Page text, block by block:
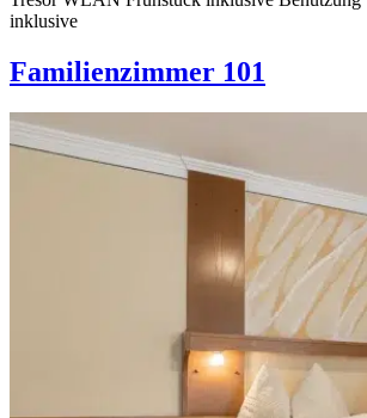
inklusive
Familienzimmer 101